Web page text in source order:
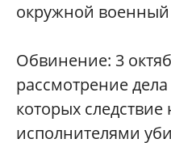
окружной военный
Обвинение: 3
рассмотрение
которых следствие
исполнителями